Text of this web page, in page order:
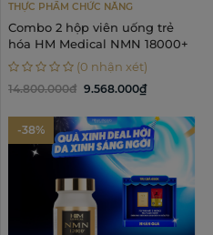
THỰC PHẨM CHỨC NĂNG
Combo 2 hộp viên uống trẻ
hóa HM Medical NMN 18000+
(0 nhận xét)
14.800.000đ 9.568.000₫
-38%